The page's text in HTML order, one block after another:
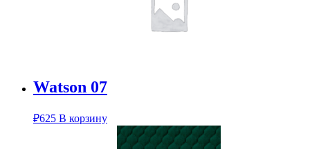
Watson 07
₽625 В корзину